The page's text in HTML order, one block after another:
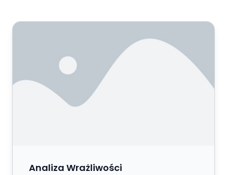
Analiza Wrażliwości
Analiza Wrażliwości